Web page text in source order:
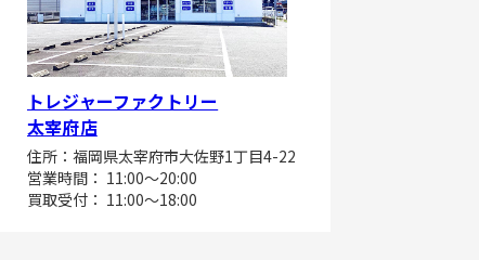
トレジャーファクトリー
太宰府店
住所：福岡県太宰府市大佐野1丁目4-22
営業時間： 11:00～20:00
買取受付： 11:00～18:00